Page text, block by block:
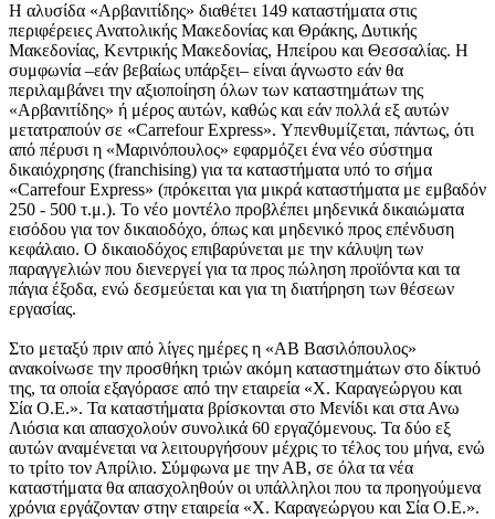
Η αλυσίδα «Αρβανιτίδης» διαθέτει 149 καταστήματα στις
περιφέρειες Ανατολικής Μακεδονίας και Θράκης, Δυτικής
Μακεδονίας, Κεντρικής Μακεδονίας, Ηπείρου και Θεσσαλίας. Η
συμφωνία –εάν βεβαίως υπάρξει– είναι άγνωστο εάν θα
περιλαμβάνει την αξιοποίηση όλων των καταστημάτων της
«Αρβανιτίδης» ή μέρος αυτών, καθώς και εάν πολλά εξ αυτών
μετατραπούν σε «Carrefour Express». Υπενθυμίζεται, πάντως, ότι
από πέρυσι η «Μαρινόπουλος» εφαρμόζει ένα νέο σύστημα
δικαιόχρησης (franchising) για τα καταστήματα υπό το σήμα
«Carrefour Express» (πρόκειται για μικρά καταστήματα με εμβαδόν
250 - 500 τ.μ.). Το νέο μοντέλο προβλέπει μηδενικά δικαιώματα
εισόδου για τον δικαιοδόχο, όπως και μηδενικό προς επένδυση
κεφάλαιο. Ο δικαιοδόχος επιβαρύνεται με την κάλυψη των
παραγγελιών που διενεργεί για τα προς πώληση προϊόντα και τα
πάγια έξοδα, ενώ δεσμεύεται και για τη διατήρηση των θέσεων
εργασίας.
Στο μεταξύ πριν από λίγες ημέρες η «ΑΒ Βασιλόπουλος»
ανακοίνωσε την προσθήκη τριών ακόμη καταστημάτων στο δίκτυό
της, τα οποία εξαγόρασε από την εταιρεία «Χ. Καραγεώργου και
Σία Ο.Ε.». Τα καταστήματα βρίσκονται στο Μενίδι και στα Ανω
Λιόσια και απασχολούν συνολικά 60 εργαζόμενους. Τα δύο εξ
αυτών αναμένεται να λειτουργήσουν μέχρις το τέλος του μήνα, ενώ
το τρίτο τον Απρίλιο. Σύμφωνα με την ΑΒ, σε όλα τα νέα
καταστήματα θα απασχοληθούν οι υπάλληλοι που τα προηγούμενα
χρόνια εργάζονταν στην εταιρεία «Χ. Καραγεώργου και Σία Ο.Ε.».